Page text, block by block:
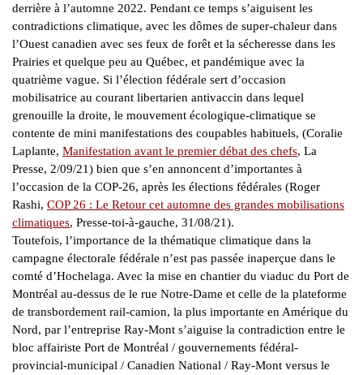
derrière à l’automne 2022. Pendant ce temps s’aiguisent les
contradictions climatique, avec les dômes de super-chaleur dans
l’Ouest canadien avec ses feux de forêt et la sécheresse dans les
Prairies et quelque peu au Québec, et pandémique avec la
quatrième vague. Si l’élection fédérale sert d’occasion
mobilisatrice au courant libertarien antivaccin dans lequel
grenouille la droite, le mouvement écologique-climatique se
contente de mini manifestations des coupables habituels, (Coralie
Laplante, Manifestation avant le premier débat des chefs, La
Presse, 2/09/21) bien que s’en annoncent d’importantes à
l’occasion de la COP-26, après les élections fédérales (Roger
Rashi, COP 26 : Le Retour cet automne des grandes mobilisations
climatiques, Presse-toi-à-gauche, 31/08/21).
Toutefois, l’importance de la thématique climatique dans la
campagne électorale fédérale n’est pas passée inaperçue dans le
comté d’Hochelaga. Avec la mise en chantier du viaduc du Port de
Montréal au-dessus de le rue Notre-Dame et celle de la plateforme
de transbordement rail-camion, la plus importante en Amérique du
Nord, par l’entreprise Ray-Mont s’aiguise la contradiction entre le
bloc affairiste Port de Montréal / gouvernements fédéral-
provincial-municipal / Canadien National / Ray-Mont versus le